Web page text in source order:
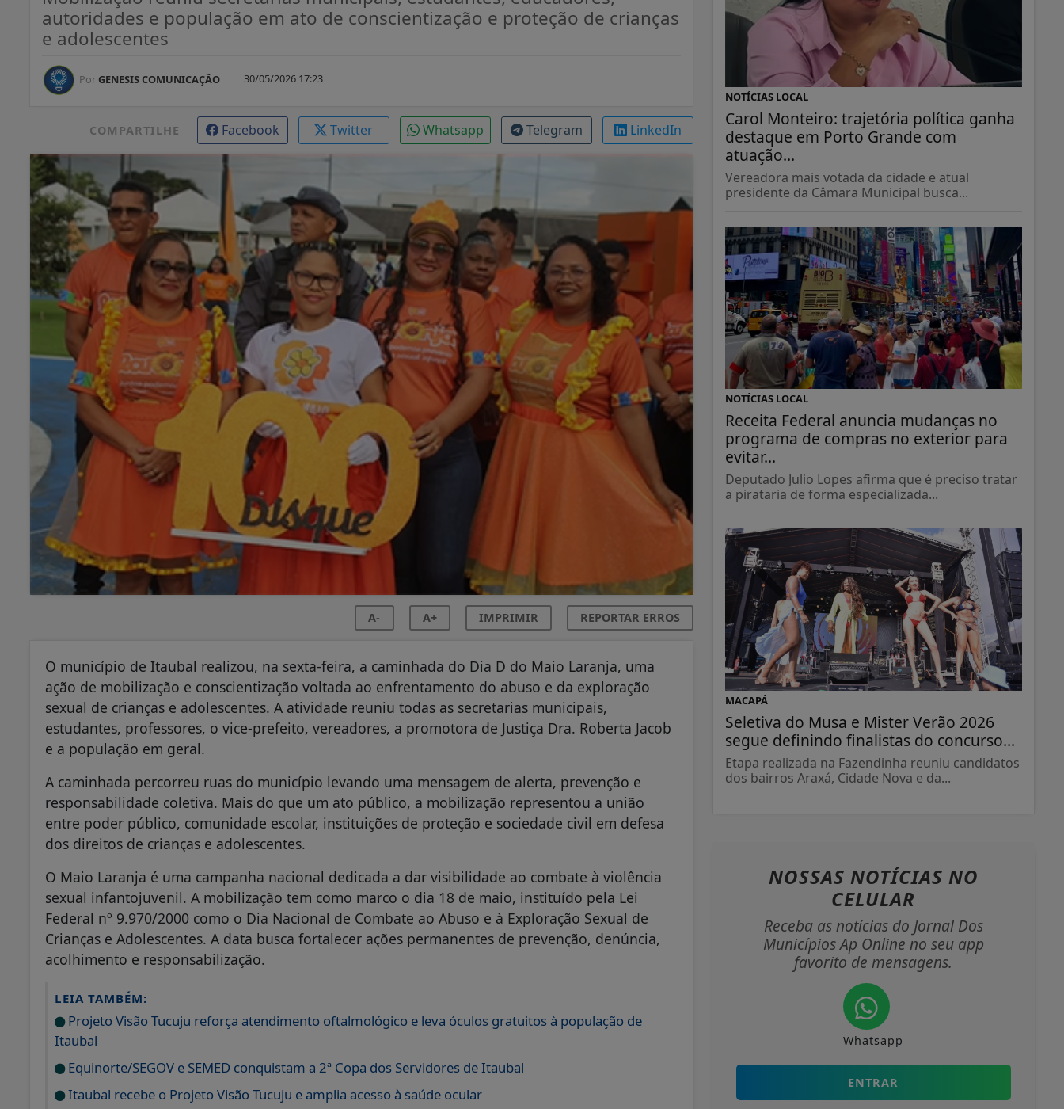
autoridades e população em ato de conscientização e proteção de crianças
e adolescentes
Por GENESIS COMUNICAÇÃO 30/05/2026 17:23
COMPARTILHE Facebook Twitter Whatsapp Telegram LinkedIn
A- A+ IMPRIMIR REPORTAR ERROS
O município de Itaubal realizou, na sexta-feira, a caminhada do Dia D do Maio Laranja, uma
ação de mobilização e conscientização voltada ao enfrentamento do abuso e da exploração
sexual de crianças e adolescentes. A atividade reuniu todas as secretarias municipais,
estudantes, professores, o vice-prefeito, vereadores, a promotora de Justiça Dra. Roberta Jacob
e a população em geral.
A caminhada percorreu ruas do município levando uma mensagem de alerta, prevenção e
responsabilidade coletiva. Mais do que um ato público, a mobilização representou a união
entre poder público, comunidade escolar, instituições de proteção e sociedade civil em defesa
dos direitos de crianças e adolescentes.
O Maio Laranja é uma campanha nacional dedicada a dar visibilidade ao combate à violência
sexual infantojuvenil. A mobilização tem como marco o dia 18 de maio, instituído pela Lei
Federal nº 9.970/2000 como o Dia Nacional de Combate ao Abuso e à Exploração Sexual de
Crianças e Adolescentes. A data busca fortalecer ações permanentes de prevenção, denúncia,
acolhimento e responsabilização.
LEIA TAMBÉM:
Projeto Visão Tucuju reforça atendimento oftalmológico e leva óculos gratuitos à população de
Itaubal
Equinorte/SEGOV e SEMED conquistam a 2ª Copa dos Servidores de Itaubal
Itaubal recebe o Projeto Visão Tucuju e amplia acesso à saúde ocular
NOTÍCIAS LOCAL
Carol Monteiro: trajetória política ganha
destaque em Porto Grande com
atuação...
Vereadora mais votada da cidade e atual
presidente da Câmara Municipal busca...
NOTÍCIAS LOCAL
Receita Federal anuncia mudanças no
programa de compras no exterior para
evitar...
Deputado Julio Lopes afirma que é preciso tratar
a pirataria de forma especializada...
MACAPÁ
Seletiva do Musa e Mister Verão 2026
segue definindo finalistas do concurso...
Etapa realizada na Fazendinha reuniu candidatos
dos bairros Araxá, Cidade Nova e da...
NOSSAS NOTÍCIAS NO
CELULAR
Receba as notícias do Jornal Dos
Municípios Ap Online no seu app
favorito de mensagens.
Whatsapp
ENTRAR